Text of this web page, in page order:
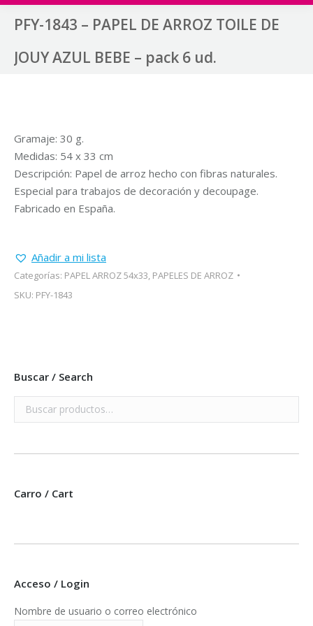
PFY-1843 – PAPEL DE ARROZ TOILE DE
JOUY AZUL BEBE – pack 6 ud.
Gramaje: 30 g.
Medidas: 54 x 33 cm
Descripción: Papel de arroz hecho con fibras naturales.
Especial para trabajos de decoración y decoupage.
Fabricado en España.
Añadir a mi lista
Categorías: PAPEL ARROZ 54x33, PAPELES DE ARROZ
SKU: PFY-1843
Buscar / Search
Carro / Cart
Acceso / Login
Nombre de usuario o correo electrónico